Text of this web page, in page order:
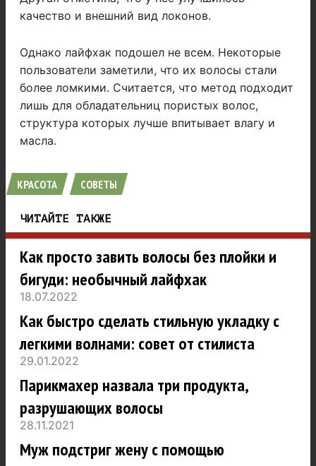
качество и внешний вид локонов.
Однако лайфхак подошел не всем. Некоторые
пользователи заметили, что их волосы стали
более ломкими. Считается, что метод подходит
лишь для обладательниц пористых волос,
структура которых лучше впитывает влагу и
масла.
КРАСОТА СОВЕТЫ
ЧИТАЙТЕ ТАКЖЕ
Как просто завить волосы без плойки и
бигуди: необычный лайфхак
18.07.2022
Как быстро сделать стильную укладку с
легкими волнами: совет от стилиста
29.01.2022
Парикмахер назвала три продукта,
разрушающих волосы
28.11.2021
Муж подстриг жену с помощью